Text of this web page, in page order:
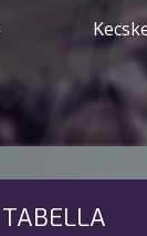
TABELLA